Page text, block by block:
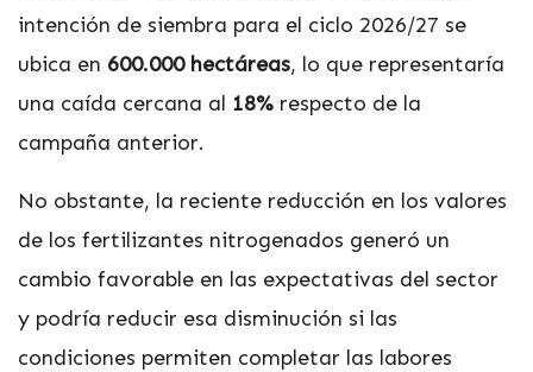
intención de siembra para el ciclo 2026/27 se
ubica en 600.000 hectáreas, lo que representaría
una caída cercana al 18% respecto de la
campaña anterior.
No obstante, la reciente reducción en los valores
de los fertilizantes nitrogenados generó un
cambio favorable en las expectativas del sector
y podría reducir esa disminución si las
condiciones permiten completar las labores